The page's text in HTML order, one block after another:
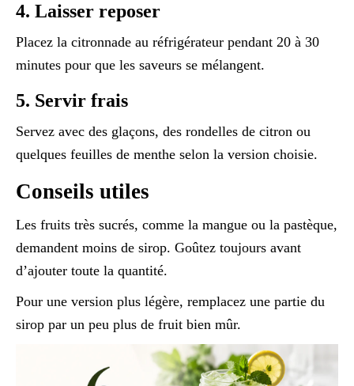
4. Laisser reposer
Placez la citronnade au réfrigérateur pendant 20 à 30
minutes pour que les saveurs se mélangent.
5. Servir frais
Servez avec des glaçons, des rondelles de citron ou
quelques feuilles de menthe selon la version choisie.
Conseils utiles
Les fruits très sucrés, comme la mangue ou la pastèque,
demandent moins de sirop. Goûtez toujours avant
d’ajouter toute la quantité.
Pour une version plus légère, remplacez une partie du
sirop par un peu plus de fruit bien mûr.